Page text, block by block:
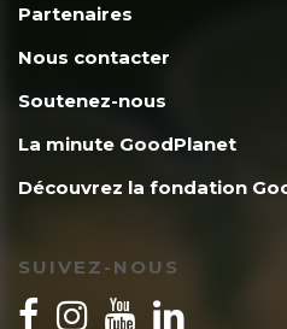
Partenaires
Nous contacter
Soutenez-nous
La minute GoodPlanet
Découvrez la fondation
SUIVEZ-NOUS